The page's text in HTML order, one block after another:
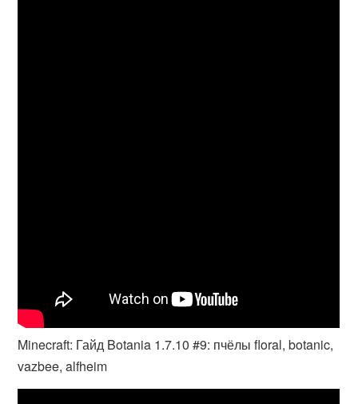
Minecraft: Гайд Botania 1.7.10 #9: пчёлы floral, botanic,
vazbee, alfheim